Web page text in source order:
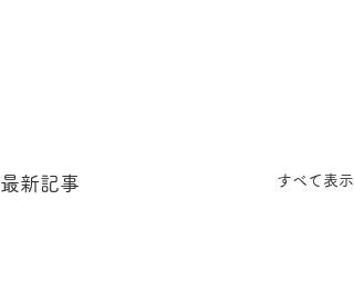
最新記事 すべて表示